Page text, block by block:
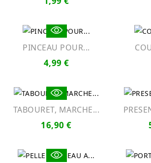
PINCEAU POUR...
4,99 €
TABOURET, MARCHE...
16,90 €